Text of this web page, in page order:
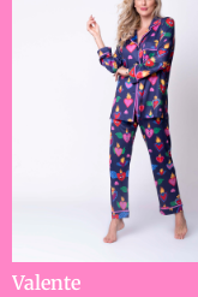
Valente